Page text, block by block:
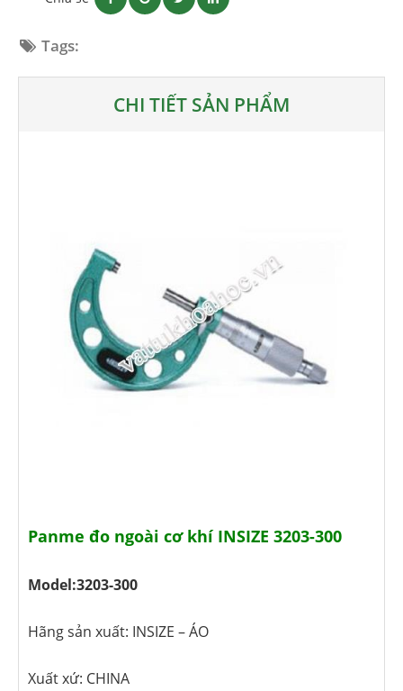
Tags:
CHI TIẾT SẢN PHẨM
Panme đo ngoài cơ khí INSIZE 3203-300
Model:3203-300
Hãng sản xuất: INSIZE – ÁO
Xuất xứ: CHINA